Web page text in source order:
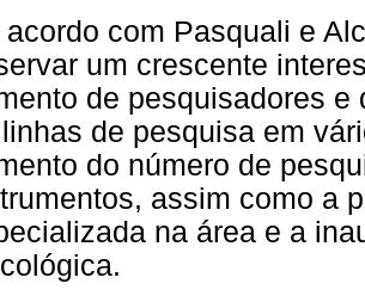
acordo com Pasquali e
um crescente
de pesquisadores
de pesquisa em
do número de
assim como a
na área e a